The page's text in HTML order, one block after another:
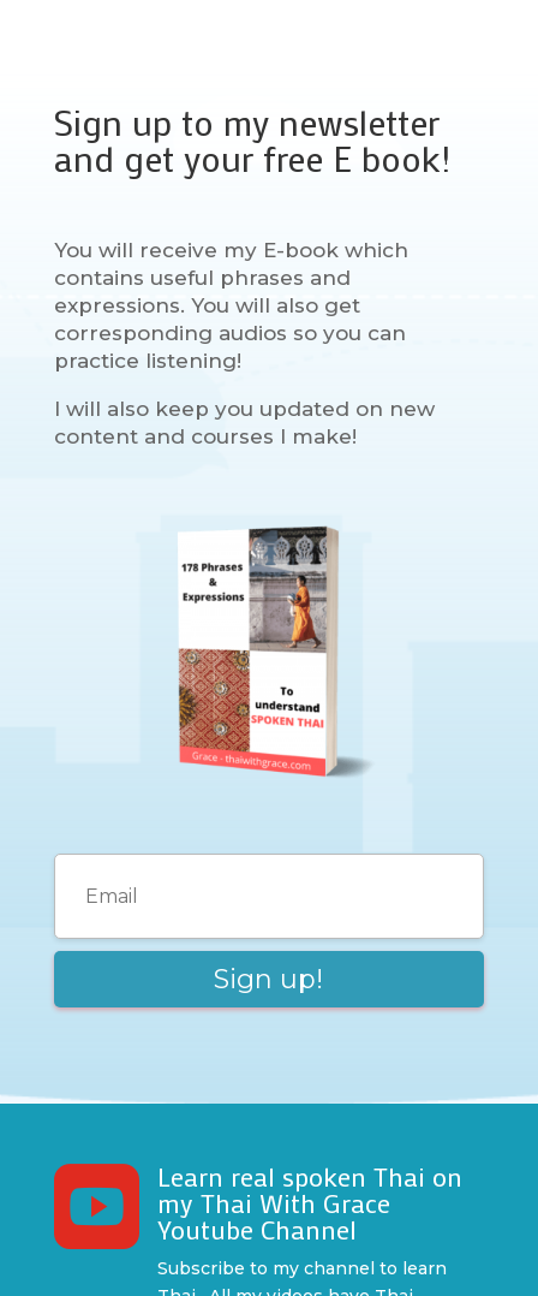
Sign up to my newsletter
and get your free E book!
You will receive my E-book which
contains useful phrases and
expressions. You will also get
corresponding audios so you can
practice listening!
I will also keep you updated on new
content and courses I make!
 Learn real spoken Thai on
my Thai With Grace
Youtube Channel
Subscribe to my channel to learn